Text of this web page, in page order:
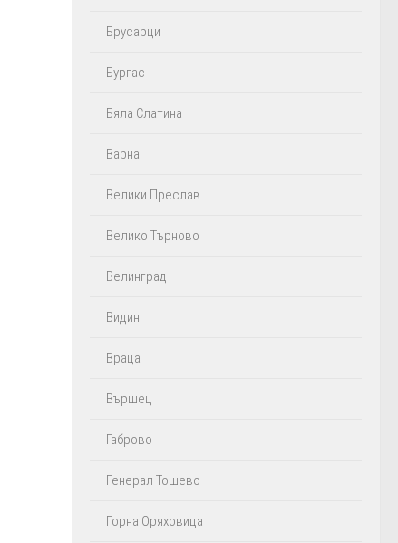
Брусарци
Бургас
Бяла Слатина
Варна
Велики Преслав
Велико Търново
Велинград
Видин
Враца
Вършец
Габрово
Генерал Тошево
Горна Оряховица